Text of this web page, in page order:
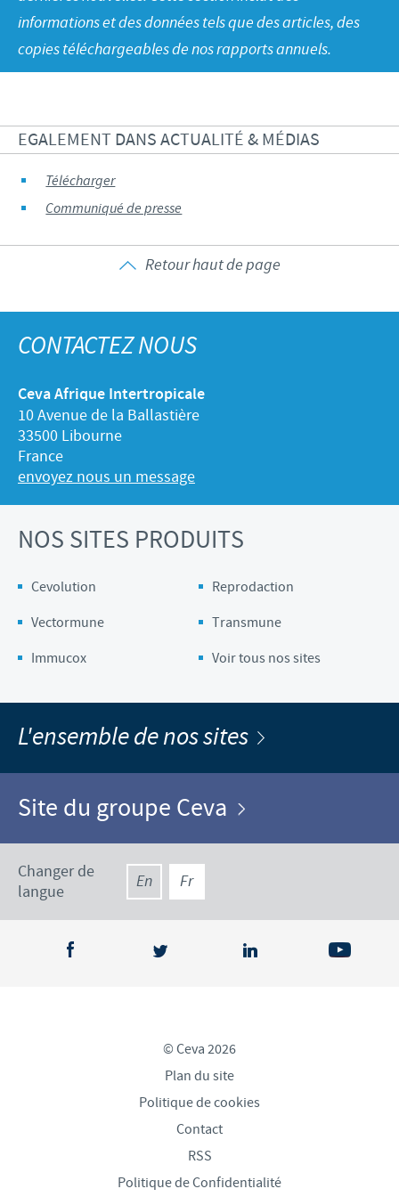
Volailles
Avantages du poussin Ceva Inside
C.H.I.C.K. Program®
Equipements de vaccination
Importance de la responsabilité
Programmes de soutien
CARRIERE
informations et des données tels que des articles, des
copies téléchargeables de nos rapports annuels.
EGALEMENT DANS ACTUALITÉ & MÉDIAS
Télécharger
Communiqué de presse
Retour haut de page
CONTACTEZ NOUS
Ceva Afrique Intertropicale
10 Avenue de la Ballastière
33500 Libourne
France
envoyez nous un message
NOS SITES PRODUITS
Cevolution
Reprodaction
Vectormune
Transmune
Immucox
Voir tous nos sites
L'ensemble de nos sites
Site du groupe Ceva
Changer de
langue
En Fr
© Ceva 2026
Plan du site
Politique de cookies
Contact
RSS
Politique de Confidentialité